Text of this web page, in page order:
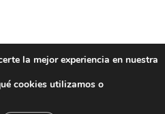
la mejor experiencia en nuestra
cookies utilizamos o